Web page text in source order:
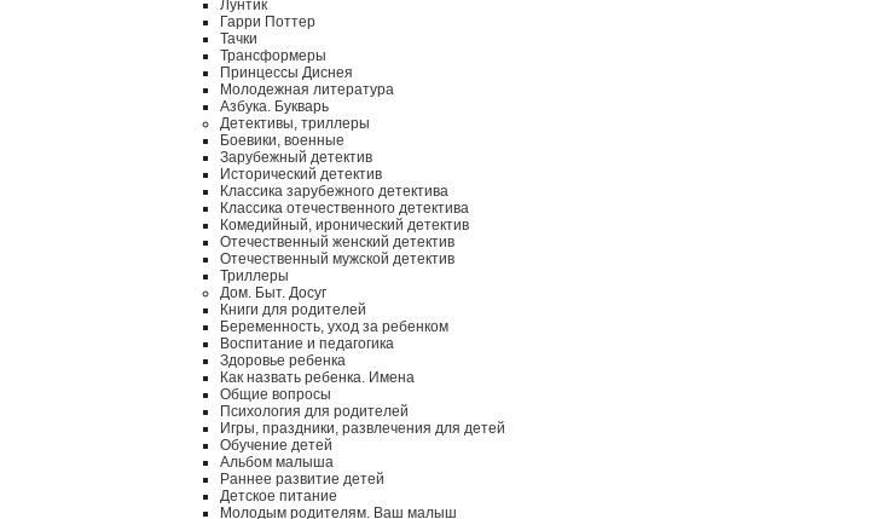
Лунтик
Гарри Поттер
Тачки
Трансформеры
Принцессы Диснея
Молодежная литература
Азбука. Букварь
Детективы, триллеры
Боевики, военные
Зарубежный детектив
Исторический детектив
Классика зарубежного детектива
Классика отечественного детектива
Комедийный, иронический детектив
Отечественный женский детектив
Отечественный мужской детектив
Триллеры
Дом. Быт. Досуг
Книги для родителей
Беременность, уход за ребенком
Воспитание и педагогика
Здоровье ребенка
Как назвать ребенка. Имена
Общие вопросы
Психология для родителей
Игры, праздники, развлечения для детей
Обучение детей
Альбом малыша
Раннее развитие детей
Детское питание
Молодым родителям. Ваш малыш